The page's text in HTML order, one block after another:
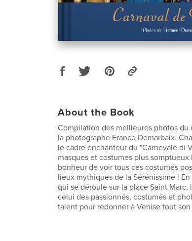
About the Book
Compilation des meilleures photos du
la photographe France Demarbaix.
le cadre enchanteur du "Carnevale di
masques et costumes plus
bonheur de voir tous ces costumés
lieux mythiques de la Sérénissime !
qui se déroule sur la place Saint Marc,
celui des passionnés, costumés et
talent pour redonner à Venise tout